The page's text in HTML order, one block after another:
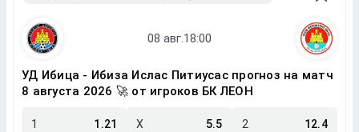
УД Ибица - Ибиза Ислас Питиусас прогноз на матч
8 августа 2026 🚀 от игроков БК ЛЕОН
1 1.21 X 5.5 2 12.4